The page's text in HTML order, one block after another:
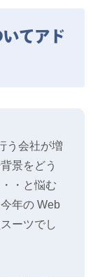
てアド
う会社が増
景をどう
・と悩む
年の Web
ーツでし